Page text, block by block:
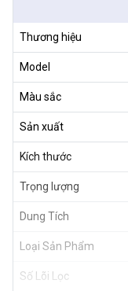
Thương hiệu
Model
Màu sắc
Sản xuất
Kích thước
Trọng lượng
Dung Tích
Loại Sản Phẩm
Số Lõi Lọc